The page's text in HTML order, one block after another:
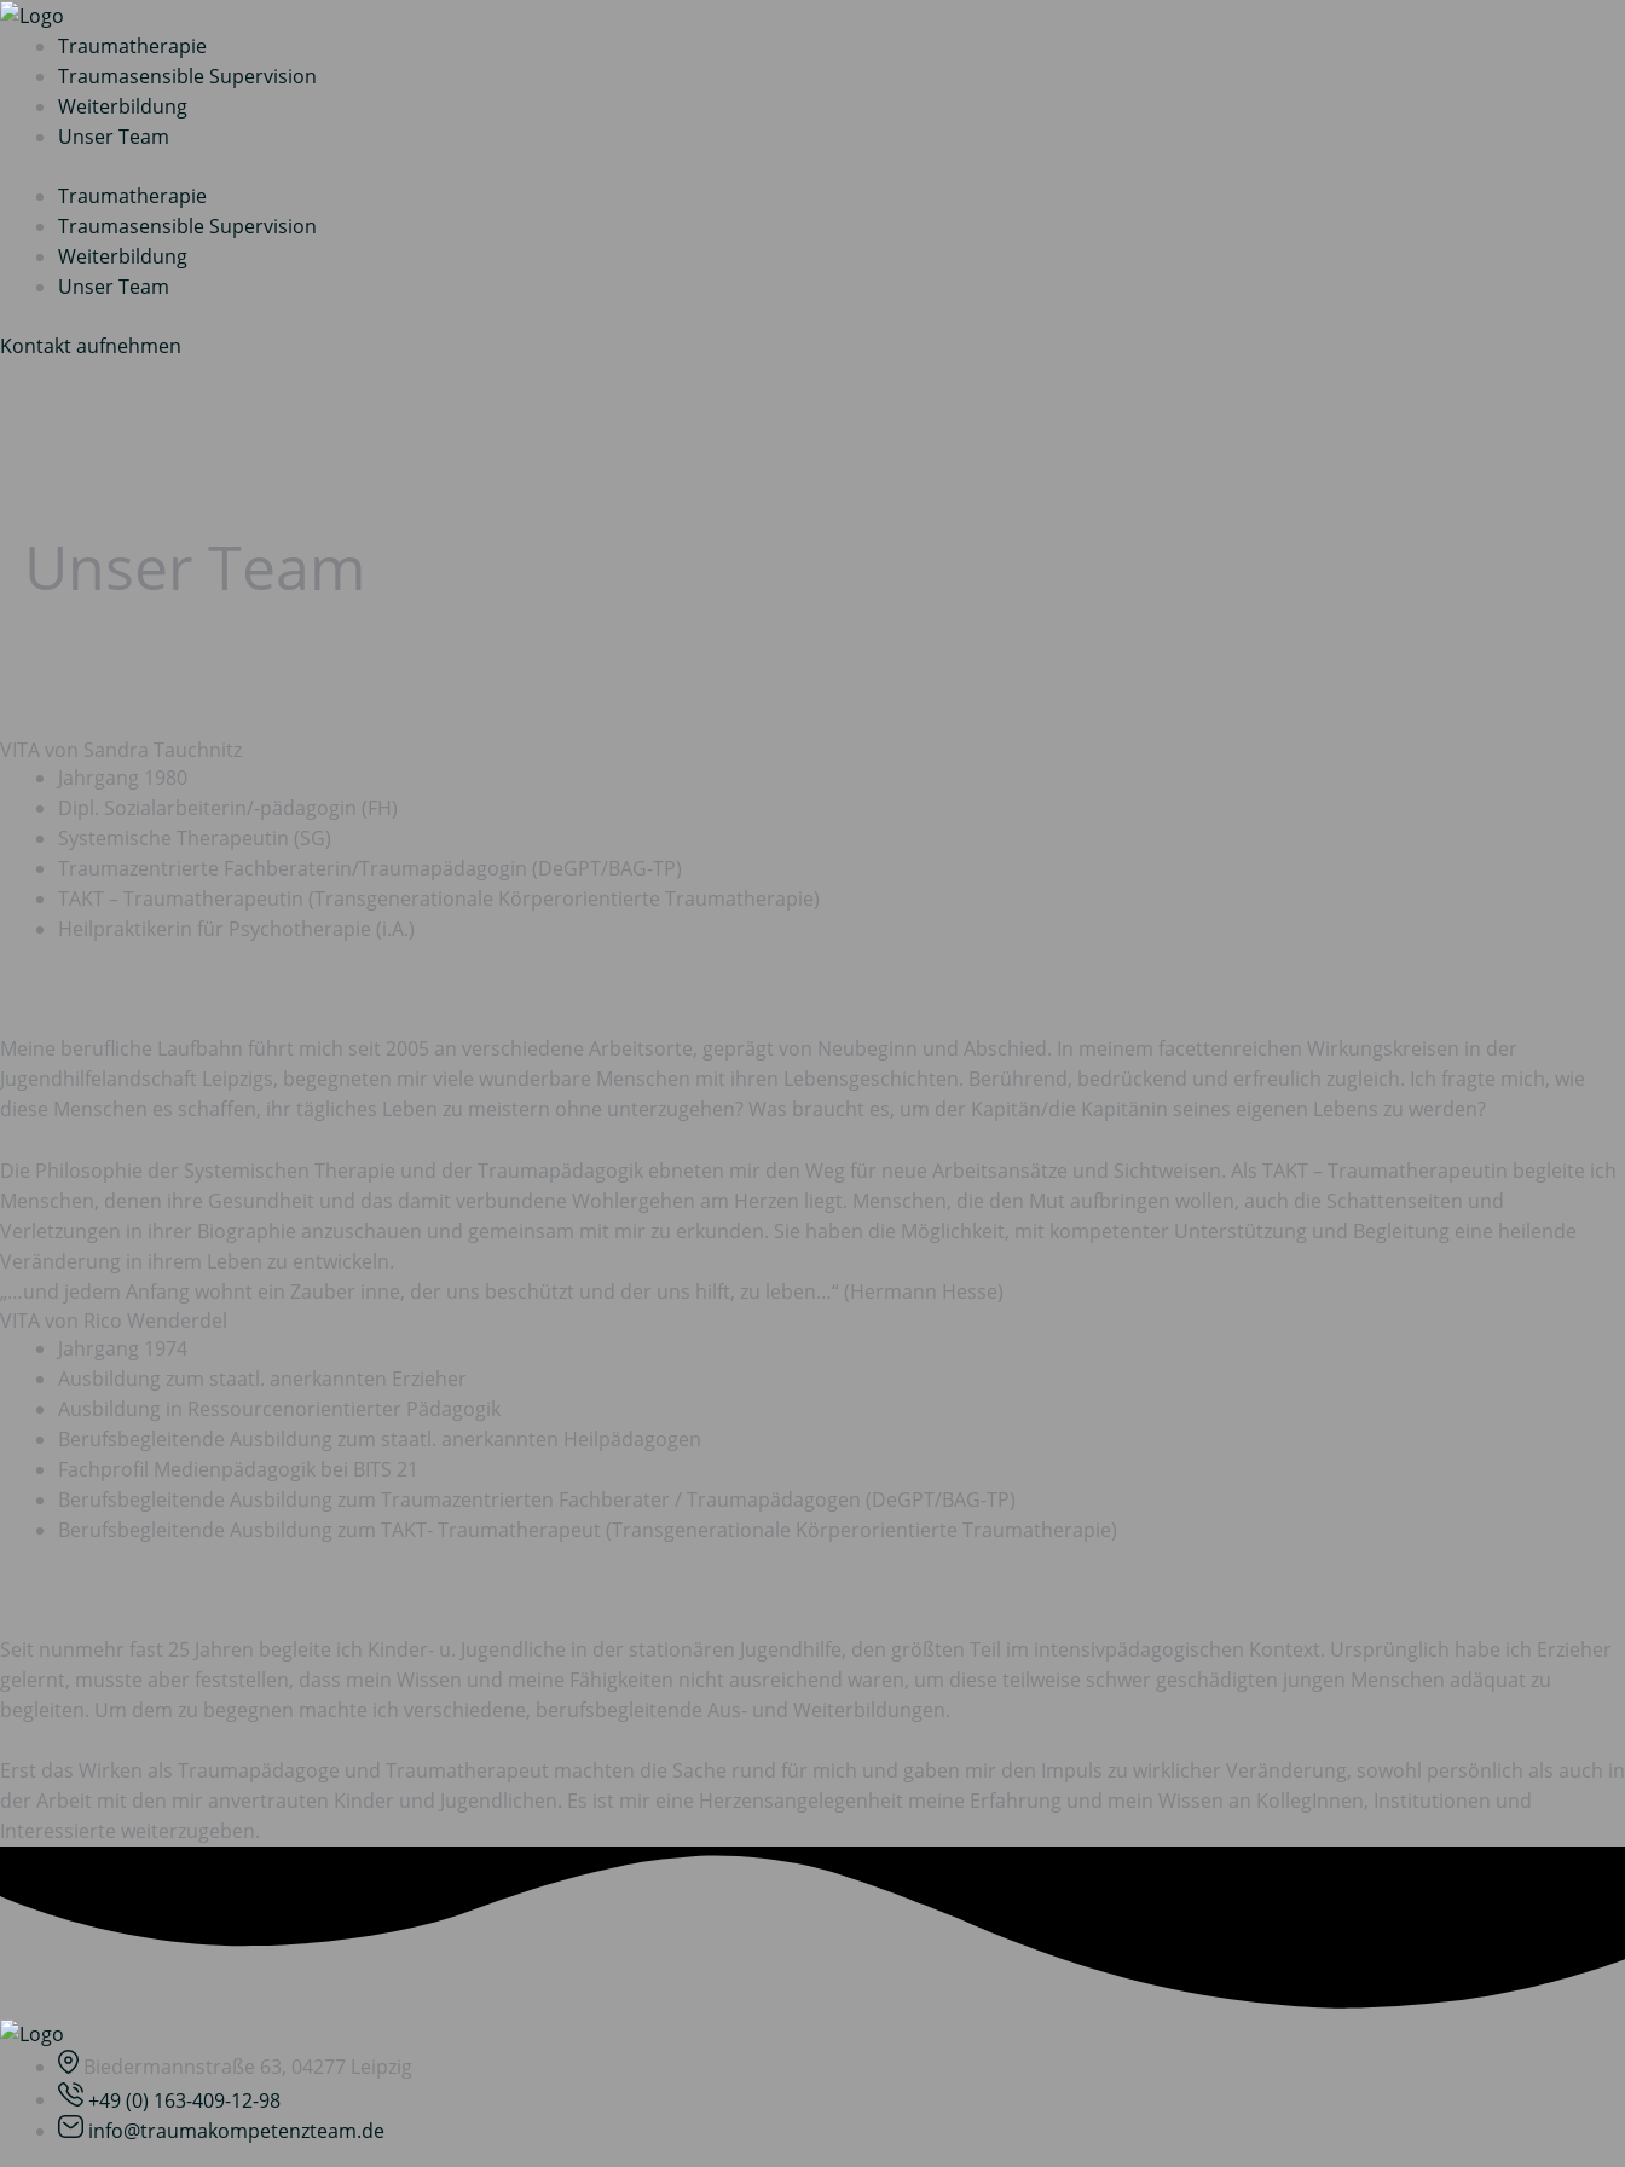
Zum
Inhalt
springen
Traumatherapie
Traumasensible Supervision
Weiterbildung
Unser Team
Traumatherapie
Traumasensible Supervision
Weiterbildung
Unser Team
Kontakt aufnehmen
Unser Team
VITA von Sandra Tauchnitz
Jahrgang 1980
Dipl. Sozialarbeiterin/-pädagogin (FH)
Systemische Therapeutin (SG)
Traumazentrierte Fachberaterin/Traumapädagogin (DeGPT/BAG-TP)
TAKT – Traumatherapeutin (Transgenerationale Körperorientierte Traumatherapie)
Heilpraktikerin für Psychotherapie (i.A.)
Meine berufliche Laufbahn führt mich seit 2005 an verschiedene Arbeitsorte, geprägt von Neubeginn und Abschied. In meinem facettenreichen Wirkungskreisen in der
Jugendhilfelandschaft Leipzigs, begegneten mir viele wunderbare Menschen mit ihren Lebensgeschichten. Berührend, bedrückend und erfreulich zugleich. Ich fragte mich, wie
diese Menschen es schaffen, ihr tägliches Leben zu meistern ohne unterzugehen? Was braucht es, um der Kapitän/die Kapitänin seines eigenen Lebens zu werden?
Die Philosophie der Systemischen Therapie und der Traumapädagogik ebneten mir den Weg für neue Arbeitsansätze und Sichtweisen. Als TAKT – Traumatherapeutin begleite ich
Menschen, denen ihre Gesundheit und das damit verbundene Wohlergehen am Herzen liegt. Menschen, die den Mut aufbringen wollen, auch die Schattenseiten und
Verletzungen in ihrer Biographie anzuschauen und gemeinsam mit mir zu erkunden. Sie haben die Möglichkeit, mit kompetenter Unterstützung und Begleitung eine heilende
Veränderung in ihrem Leben zu entwickeln.
„…und jedem Anfang wohnt ein Zauber inne, der uns beschützt und der uns hilft, zu leben…“ (Hermann Hesse)
VITA von Rico Wenderdel​
Jahrgang 1974
Ausbildung zum staatl. anerkannten Erzieher
Ausbildung in Ressourcenorientierter Pädagogik
Berufsbegleitende Ausbildung zum staatl. anerkannten Heilpädagogen
Fachprofil Medienpädagogik bei BITS 21
Berufsbegleitende Ausbildung zum Traumazentrierten Fachberater / Traumapädagogen (DeGPT/BAG-TP)
Berufsbegleitende Ausbildung zum TAKT- Traumatherapeut (Transgenerationale Körperorientierte Traumatherapie)
Seit nunmehr fast 25 Jahren begleite ich Kinder- u. Jugendliche in der stationären Jugendhilfe, den größten Teil im intensivpädagogischen Kontext. Ursprünglich habe ich Erzieher
gelernt, musste aber feststellen, dass mein Wissen und meine Fähigkeiten nicht ausreichend waren, um diese teilweise schwer geschädigten jungen Menschen adäquat zu
begleiten. Um dem zu begegnen machte ich verschiedene, berufsbegleitende Aus- und Weiterbildungen.
Erst das Wirken als Traumapädagoge und Traumatherapeut machten die Sache rund für mich und gaben mir den Impuls zu wirklicher Veränderung, sowohl persönlich als auch in
der Arbeit mit den mir anvertrauten Kinder und Jugendlichen. Es ist mir eine Herzensangelegenheit meine Erfahrung und mein Wissen an KollegInnen, Institutionen und
Interessierte weiterzugeben.
Biedermannstraße 63, 04277 Leipzig
+49 (0) 163-409-12-98
info@traumakompetenzteam.de